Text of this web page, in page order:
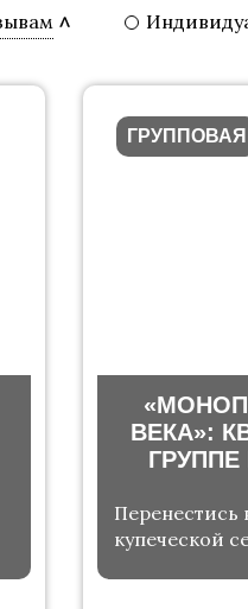
ГРУППОВАЯ
ВЕКА»:
Перенестись
купеческой